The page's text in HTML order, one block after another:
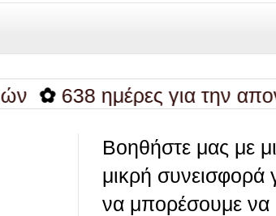
638 ημέρες για την απονομή
Βοηθήστε μας με
μικρή συνεισφορά
να μπορέσουμε να